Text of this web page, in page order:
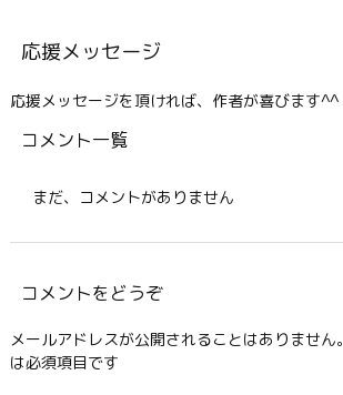
応援メッセージ
応援メッセージを頂ければ、作者が喜びます^^
コメント一覧
まだ、コメントがありません
コメントをどうぞ
メールアドレスが公開されることはありません。
は必須項目です